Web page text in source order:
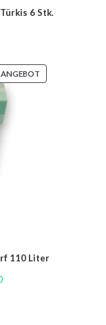
6 Stk.
ANGEBOT
110 Liter